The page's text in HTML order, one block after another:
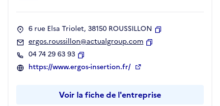
6 rue Elsa Triolet, 38150 ROUSSILLON
ergos.roussillon@actualgroup.com
04 74 29 63 93
Copier
https://www.ergos-insertion.fr/
Voir la fiche de l'entreprise